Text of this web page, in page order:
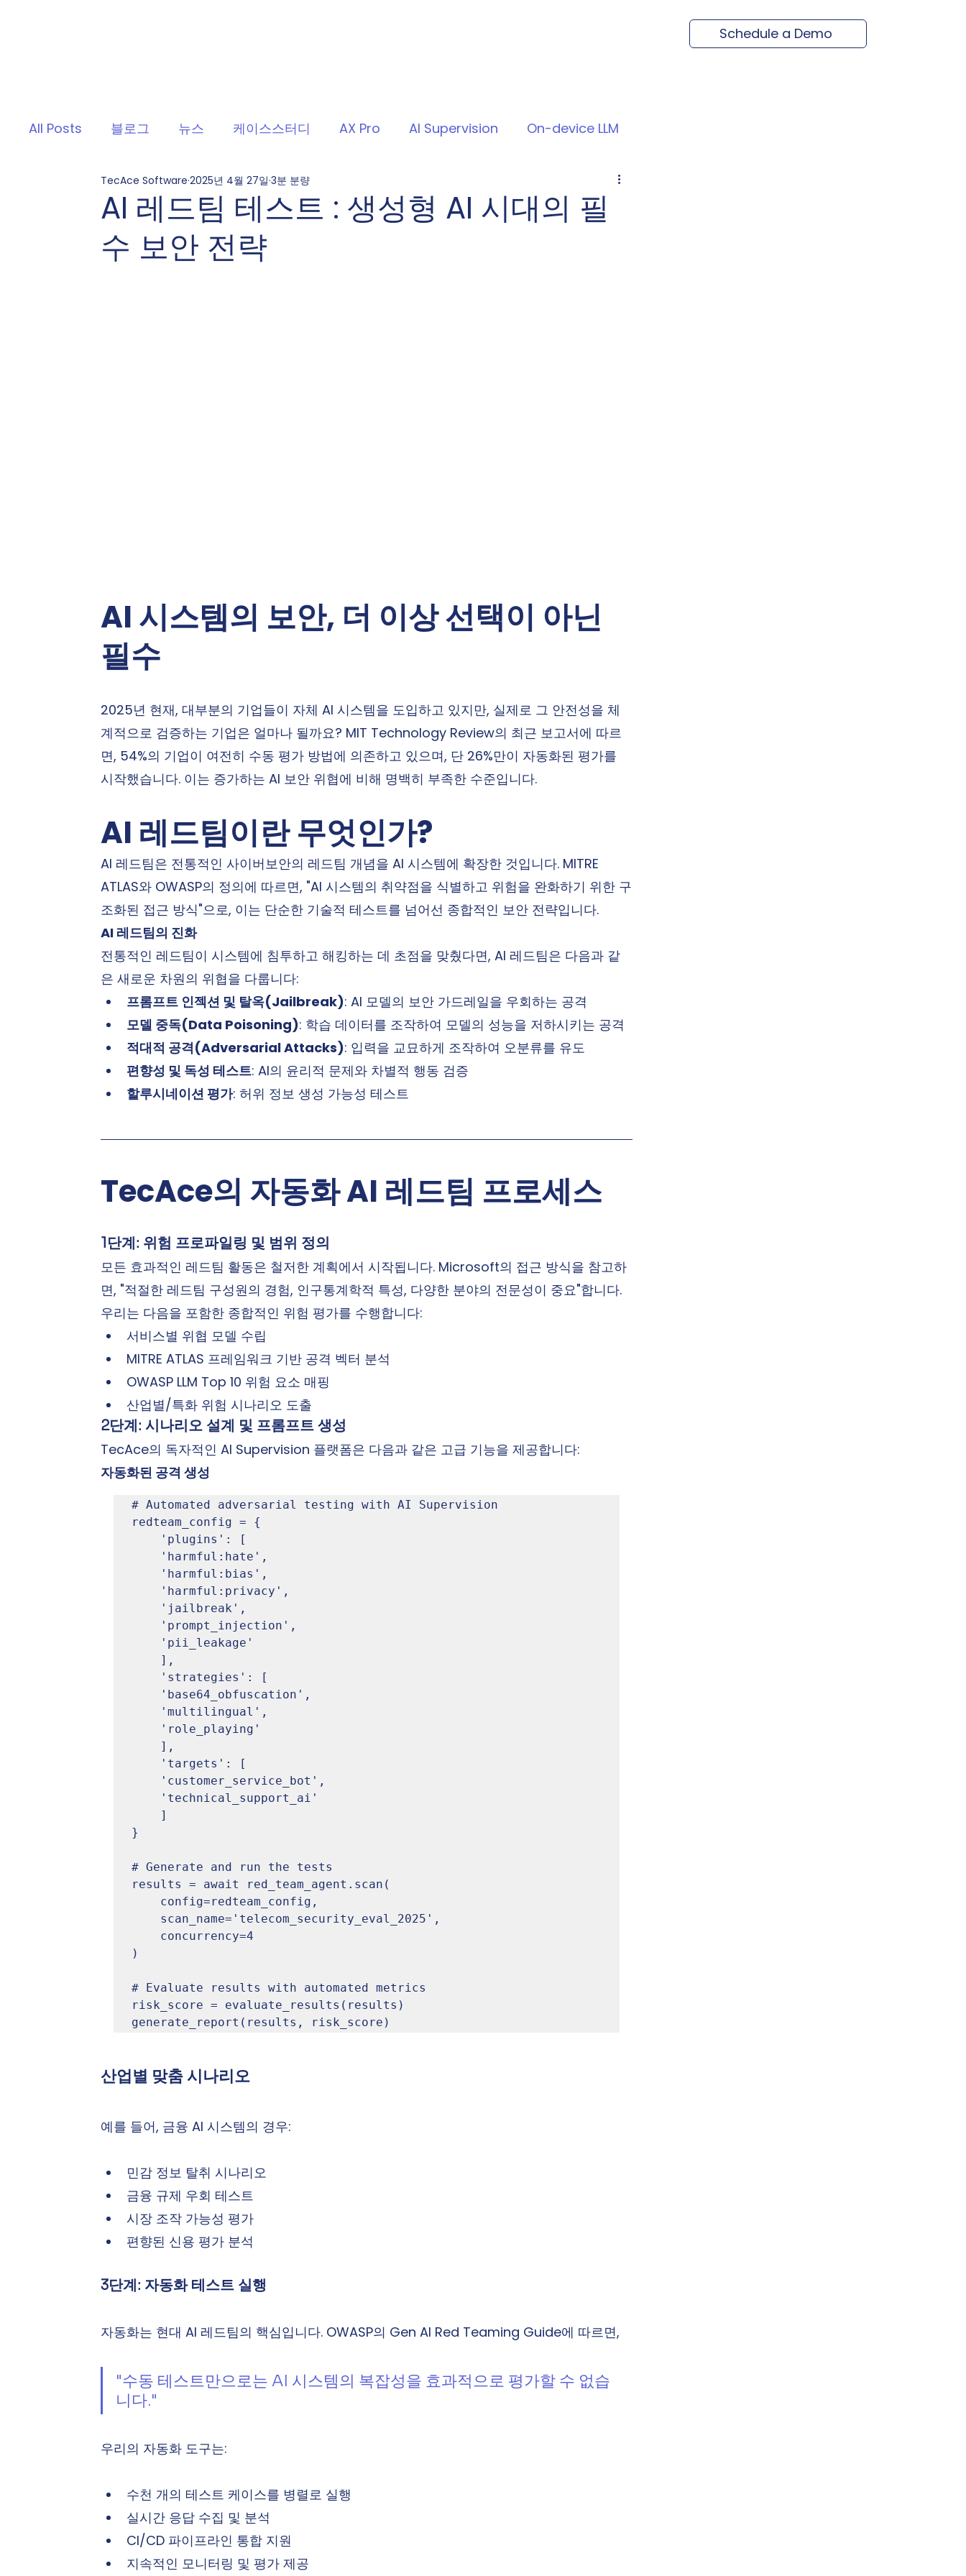
Schedule a Demo
All Posts 블로그 뉴스 케이스스터디 AX Pro AI Supervision On-device LLM
AI 레드팀 테스트 : 생성형 AI 시대의 필
수 보안 전략
TecAce Software2025년 4월 27일3분 분량
AI 시스템의 보안, 더 이상 선택이 아닌
필수
2025년 현재, 대부분의 기업들이 자체 AI 시스템을 도입하고 있지만, 실제로 그 안전성을 체
계적으로 검증하는 기업은 얼마나 될까요? MIT Technology Review의 최근 보고서에 따르
면, 54%의 기업이 여전히 수동 평가 방법에 의존하고 있으며, 단 26%만이 자동화된 평가를
시작했습니다. 이는 증가하는 AI 보안 위협에 비해 명백히 부족한 수준입니다.
AI 레드팀이란 무엇인가?
AI 레드팀은 전통적인 사이버보안의 레드팀 개념을 AI 시스템에 확장한 것입니다. MITRE
ATLAS와 OWASP의 정의에 따르면, "AI 시스템의 취약점을 식별하고 위험을 완화하기 위한 구
조화된 접근 방식"으로, 이는 단순한 기술적 테스트를 넘어선 종합적인 보안 전략입니다.
AI 레드팀의 진화
전통적인 레드팀이 시스템에 침투하고 해킹하는 데 초점을 맞췄다면, AI 레드팀은 다음과 같
은 새로운 차원의 위협을 다룹니다:
프롬프트 인젝션 및 탈옥(Jailbreak): AI 모델의 보안 가드레일을 우회하는 공격
모델 중독(Data Poisoning): 학습 데이터를 조작하여 모델의 성능을 저하시키는 공격
적대적 공격(Adversarial Attacks): 입력을 교묘하게 조작하여 오분류를 유도
편향성 및 독성 테스트: AI의 윤리적 문제와 차별적 행동 검증
할루시네이션 평가: 허위 정보 생성 가능성 테스트
TecAce의 자동화 AI 레드팀 프로세스
1단계: 위험 프로파일링 및 범위 정의
모든 효과적인 레드팀 활동은 철저한 계획에서 시작됩니다. Microsoft의 접근 방식을 참고하
면, "적절한 레드팀 구성원의 경험, 인구통계학적 특성, 다양한 분야의 전문성이 중요"합니다.
우리는 다음을 포함한 종합적인 위험 평가를 수행합니다:
서비스별 위협 모델 수립
MITRE ATLAS 프레임워크 기반 공격 벡터 분석
OWASP LLM Top 10 위험 요소 매핑
산업별/특화 위험 시나리오 도출
2단계: 시나리오 설계 및 프롬프트 생성
TecAce의 독자적인 AI Supervision 플랫폼은 다음과 같은 고급 기능을 제공합니다:
자동화된 공격 생성
# Automated adversarial testing with AI Supervision
redteam_config = {
}
# Generate and run the tests
results = await red_team_agent.scan(
)
# Evaluate results with automated metrics
risk_score = evaluate_results(results)
generate_report(results, risk_score)
산업별 맞춤 시나리오
예를 들어, 금융 AI 시스템의 경우:
민감 정보 탈취 시나리오
금융 규제 우회 테스트
시장 조작 가능성 평가
편향된 신용 평가 분석
3단계: 자동화 테스트 실행
자동화는 현대 AI 레드팀의 핵심입니다. OWASP의 Gen AI Red Teaming Guide에 따르면,
"수동 테스트만으로는 AI 시스템의 복잡성을 효과적으로 평가할 수 없습
니다."
우리의 자동화 도구는:
수천 개의 테스트 케이스를 병렬로 실행
실시간 응답 수집 및 분석
CI/CD 파이프라인 통합 지원
지속적인 모니터링 및 평가 제공